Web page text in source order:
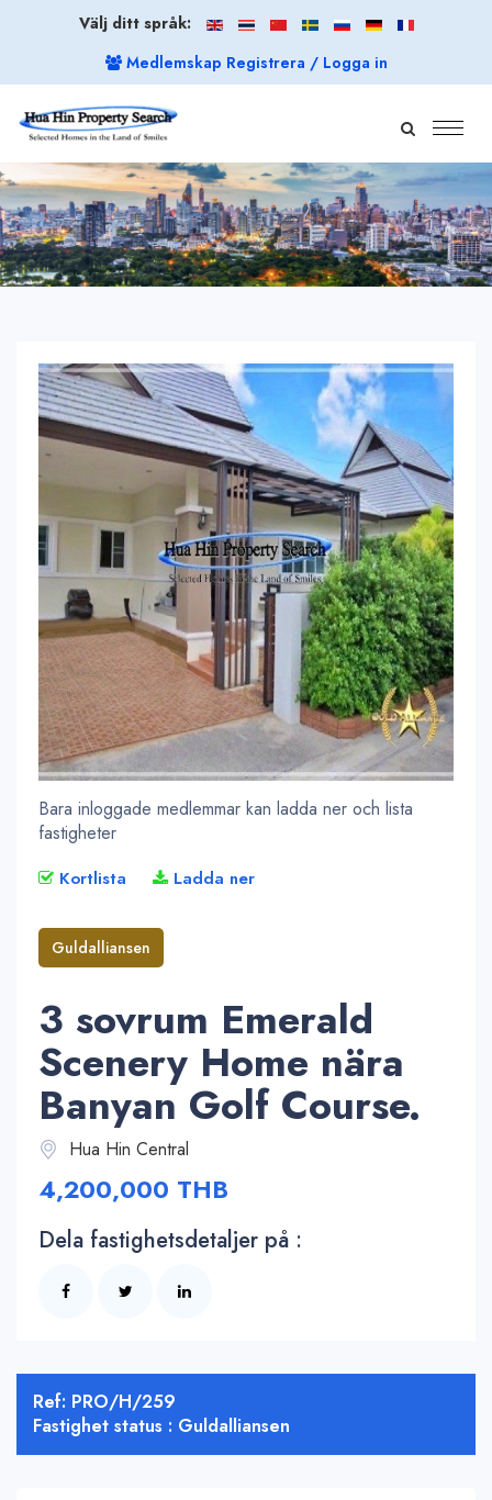
Välj ditt språk:
Medlemskap Registrera / Logga in
Bara inloggade medlemmar kan ladda ner och lista
fastigheter
Kortlista Ladda ner
Guldalliansen
3 sovrum Emerald
Scenery Home nära
Banyan Golf Course.
Hua Hin Central
4,200,000 THB
Dela fastighetsdetaljer på :
Ref: PRO/H/259
Fastighet status : Guldalliansen